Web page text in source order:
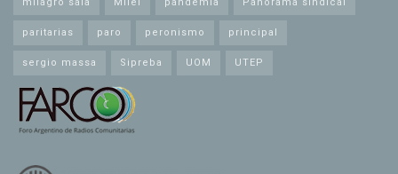
paritarias paro peronismo principal
sergio massa Sipreba UOM UTEP